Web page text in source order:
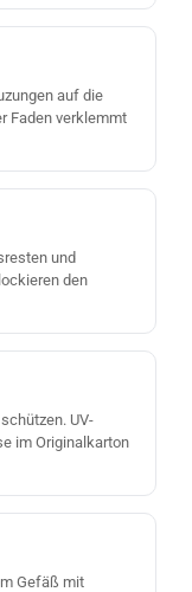
auf die
Faden verklemmt
und
den
UV-
im Originalkarton
Gefäß mit